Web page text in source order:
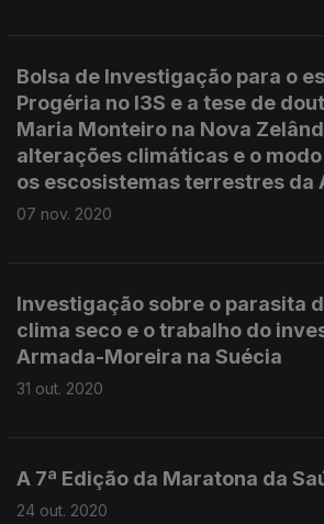
Bolsa de Investigação para o
Progéria no I3S e a tese de
Maria Monteiro na Nova
alterações climáticas e o
os escosistemas terrestres da
07 nov. 2020
Investigação sobre o parasita
clima seco e o trabalho do
Armada-Moreira na Suécia
31 out. 2020
A 7ª Edição da Maratona da
24 out. 2020